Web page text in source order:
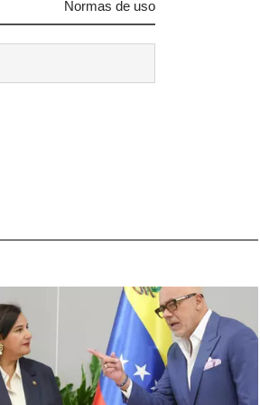
Normas de uso